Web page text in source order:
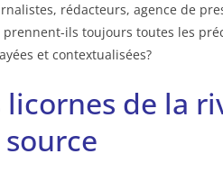
rédacteurs, agence de
ils toujours toutes les
et contextualisées?
de la